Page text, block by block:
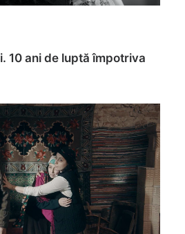
10 ani de luptă împotriva